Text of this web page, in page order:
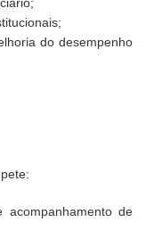
do desempenho
de